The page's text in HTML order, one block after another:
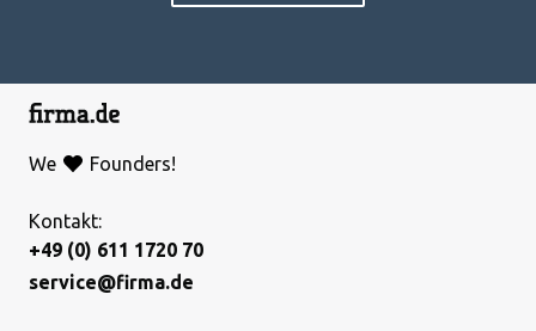
We Founders!
Kontakt:
+49 (0) 611 1720 70
service@firma.de